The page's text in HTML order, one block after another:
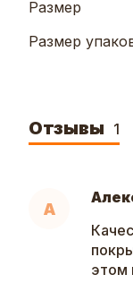
Размер
Размер
Отзывы 1
А
этом